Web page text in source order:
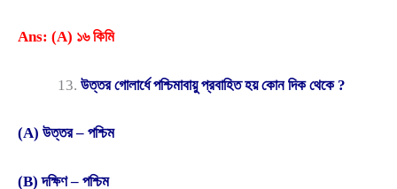
Ans: (A) ১৬ কিমি
উত্তর গোলার্ধে পশ্চিমাবায়ু প্রবাহিত হয় কোন দিক থেকে ?
(A) উত্তর – পশ্চিম
(B) দক্ষিণ – পশ্চিম